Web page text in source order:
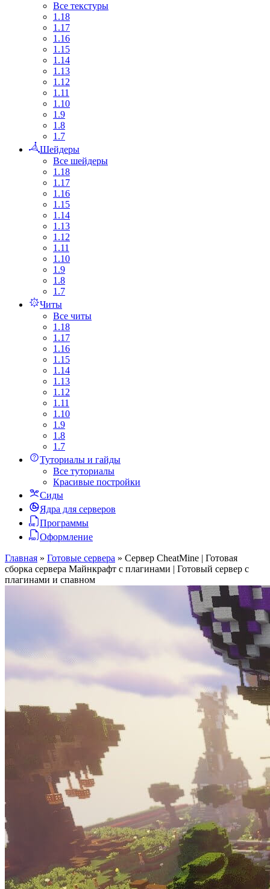
Все текстуры
1.18
1.17
1.16
1.15
1.14
1.13
1.12
1.11
1.10
1.9
1.8
1.7
Шейдеры
Все шейдеры
1.18
1.17
1.16
1.15
1.14
1.13
1.12
1.11
1.10
1.9
1.8
1.7
Читы
Все читы
1.18
1.17
1.16
1.15
1.14
1.13
1.12
1.11
1.10
1.9
1.8
1.7
Туториалы и гайды
Все туториалы
Красивые постройки
Сиды
Ядра для серверов
Программы
Оформление
Главная » Готовые сервера » Сервер CheatMine | Готовая
сборка сервера Майнкрафт с плагинами | Готовый сервер с
плагинами и спавном